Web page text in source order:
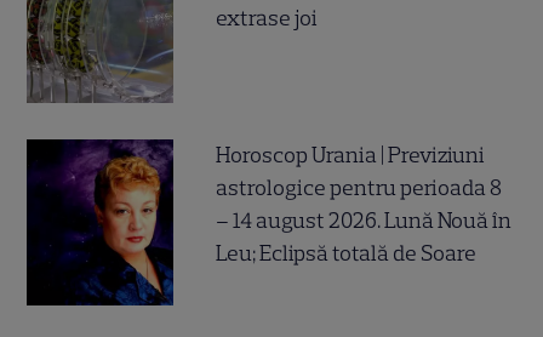
extrase joi
Horoscop Urania | Previziuni
astrologice pentru perioada 8
– 14 august 2026. Lună Nouă în
Leu; Eclipsă totală de Soare